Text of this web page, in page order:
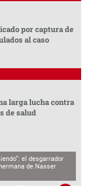
por captura de
al caso
larga lucha contra
de salud
el desgarrador
de Nasser